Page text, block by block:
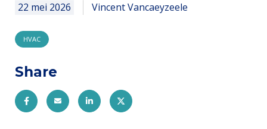
22 mei 2026 Vincent Vancaeyzeele
HVAC
Share